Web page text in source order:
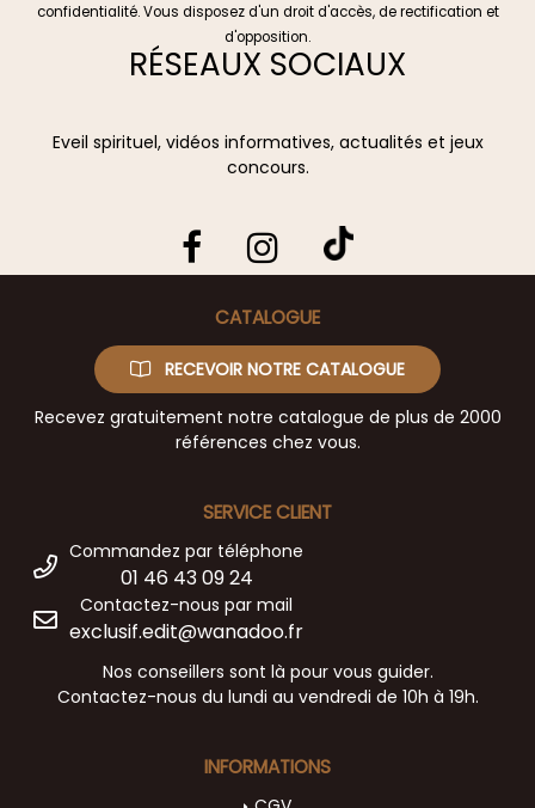
confidentialité. Vous disposez d'un droit d'accès, de rectification et
d'opposition.
RÉSEAUX SOCIAUX
Eveil spirituel, vidéos informatives, actualités et jeux
concours.
CATALOGUE
RECEVOIR NOTRE CATALOGUE
Recevez gratuitement notre catalogue de plus de 2000
références chez vous.
SERVICE CLIENT
Commandez par téléphone
01 46 43 09 24
Contactez-nous par mail
exclusif.edit@wanadoo.fr
Nos conseillers sont là pour vous guider.
Contactez-nous du lundi au vendredi de 10h à 19h.
INFORMATIONS